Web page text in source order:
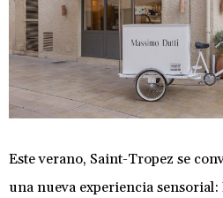
Este verano, Saint-Tropez se
una nueva experiencia